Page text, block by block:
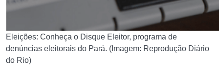
Eleições: Conheça o Disque Eleitor, programa de
denúncias eleitorais do Pará. (Imagem: Reprodução Diário
do Rio)